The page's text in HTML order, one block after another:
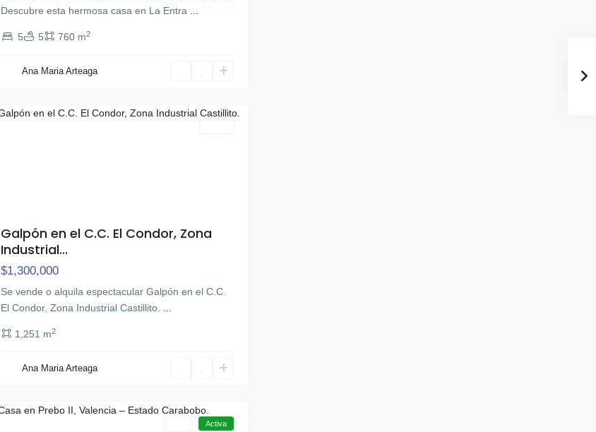
Descubre esta hermosa casa en La Entra
5 5 760 m2
Ana Maria Arteaga
Galpón en el C.C. El Condor, Zona
Industrial...
$1,300,000
​Se vende o alquila espectacular Galpón en el C.C.
El Condor, Zona Industrial Castillito.
1,251 m2
Ana Maria Arteaga
Prebo,
Activa